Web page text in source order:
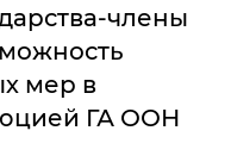
члены
мер в
ГА ООН